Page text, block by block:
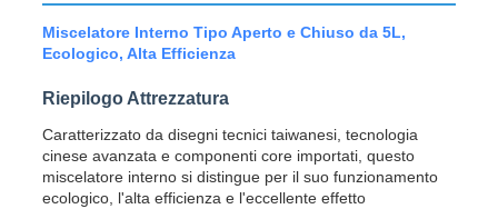
Miscelatore Interno Tipo Aperto e Chiuso da 5L,
Ecologico, Alta Efficienza
Riepilogo Attrezzatura
Caratterizzato da disegni tecnici taiwanesi, tecnologia
cinese avanzata e componenti core importati, questo
miscelatore interno si distingue per il suo funzionamento
ecologico, l'alta efficienza e l'eccellente effetto